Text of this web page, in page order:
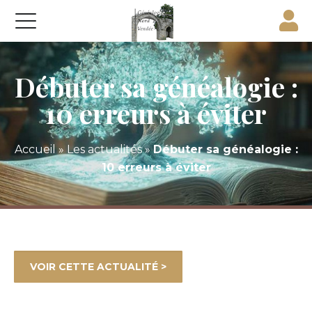
Débuter sa généalogie :
10 erreurs à éviter
Accueil»Les actualités»Débuter sa généalogie :
10 erreurs à éviter
VOIR CETTE ACTUALITÉ >